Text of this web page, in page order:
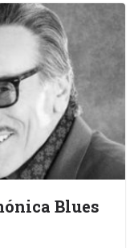
Blues